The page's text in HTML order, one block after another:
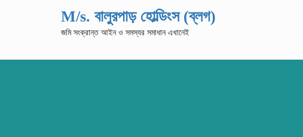
M/s. বালুরপাড় হোল্ডিংস (ব্লগ)
জমি সংক্রান্ত আইন ও সমস্যর সমাধান এখানেই